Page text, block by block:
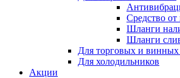
Средство
Шланги
Шланги
Для торговых и винных
Для холодильников
Акции